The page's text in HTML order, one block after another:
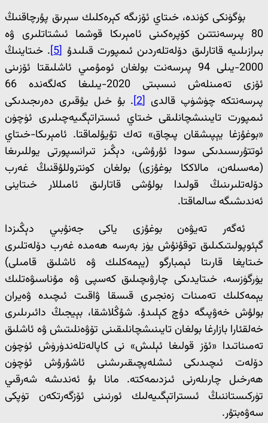
بۈگۈنكى كۈندە، خىتاي ئۆزىگە كېرەكلىك سېرىق پۇرچاقنىڭ
80 پىرسەنتتىن كۆپرەكىنى ئامېرىكا قوشما ئىشتاتلىرى ۋە
بىرازىلىيە قاتارلىق دۆلەتلەردىن ئىمپورت قىلىدۇ[5] . خىتاينىڭ
2000-يىلى 94 پىرسەنت بولغان ئومۇمىي ئاشلىقتا ئۆزىنى
ئۆزى تەمىنلەش نىسبىتى 2020-يىلىغا كەلگەندە 66
پىرسەنتكە چۈشۈپ قالدى [2] . بۇ خىل يۇقىرى دەرىجىدىكى
ئىمپورت تايىنىشچانلىقى خىتاي ئىستراتېگىيەچىلىرى ئۈچۈن
«بوغۇزغا يېپىشقان پىچاق» تەك تۇيۇلماقتا. ئامېرىكا-خىتاي
ئوتتۇرىسىدىكى سودا ئۇرۇشى، دېڭىز تىرانسپورتى يوللىرىغا
(مەسىلەن، مالاككا بوغۇزى) بولغان كونتروللۇقنىڭ غەرب
دۆلەتلىرىنىڭ قولىدا بولۇشى قاتارلىق ئامىللار خىتاينى
ئەندىشىگە سالماقتا.
ئەگەر تەيۋەن بوغۇزى ياكى جەنۇبىي دېڭىزدا
گېئوپولىتىكىلىق توقۇنۇش يۈز بەرسە ھەمدە غەرب دۆلەتلىرى
خىتايغا قارىتا ئېمبارگو (يېمەكلىك ۋە ئاشلىق قامىلى)
يۈرگۈزسە، خىتايدىكى چارۋىچىلىق كەسپى ۋە مۇناسىۋەتلىك
يېمەكلىك تەمىنات زەنجىرى قىسقا ۋاقىت ئىچىدە ۋەيران
بولۇش خەۋپىگە دۇچ كېلىدۇ. شۇڭلاشقا، بېيجىڭ دائىرىلىرى
خەلقئارا بازارغا بولغان تايىنىشچانلىقىنى تۆۋەنلىتىش ۋە ئاشلىق
تەمىناتىدا «ئۆز قولىغا ئېلىش» نى كاپالەتلەندۈرۈش ئۈچۈن
دۆلەت ئىچىدىكى ئىشلەپچىقىرىشنى ئاشۇرۇش ئۈچۈن
ھەرخىل چارىلەرنى ئىزدىمەكتە. مانا بۇ ئەندىشە شەرقىي
تۈركىستاننىڭ ئىستراتېگىيەلىك ئورنىنى ئۆزگەرتكەن تۈپكى
سەۋەبتۇر.